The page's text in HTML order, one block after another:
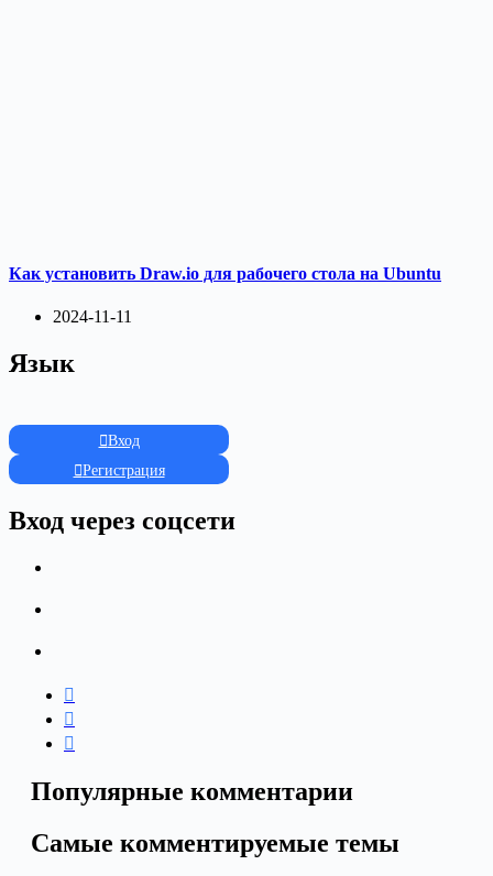
Как установить Draw.io для рабочего стола на Ubuntu
2024-11-11
Язык
Вход
Регистрация
Вход через соцсети
Популярные комментарии
Самые комментируемые темы